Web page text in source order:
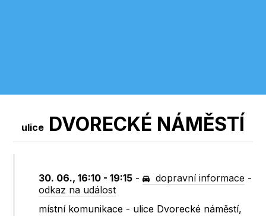
ulice DVORECKÉ NÁMĚSTÍ
30. 06., 16:10 - 19:15 - dopravní informace -
odkaz na událost
místní komunikace - ulice Dvorecké náměstí,